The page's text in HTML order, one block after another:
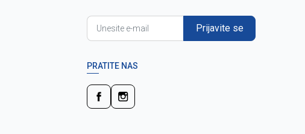
Prijavite se
PRATITE NAS